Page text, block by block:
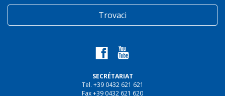
Trovaci
SECRÉTARIAT
Tel. +39 0432 621 621
Fax +39 0432 621 620